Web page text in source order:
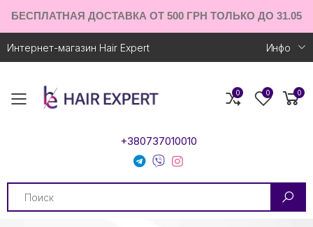
БЕСПЛАТНАЯ ДОСТАВКА ОТ 500 ГРН ТОЛЬКО ДО 31.05
Интернет-магазин Hair Expert Инфо
Toggle mobile menu
+380737010010
Search
0 0 0